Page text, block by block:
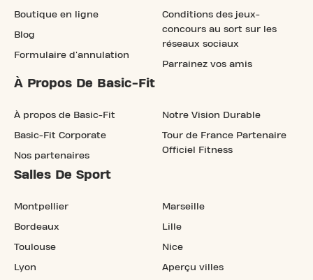
Boutique en ligne
Blog
Formulaire d'annulation
Conditions des jeux-
concours au sort sur les
réseaux sociaux
Parrainez vos amis
À Propos De Basic-Fit
À propos de Basic-Fit
Basic-Fit Corporate
Nos partenaires
Notre Vision Durable
Tour de France Partenaire
Officiel Fitness
Salles De Sport
Montpellier
Bordeaux
Toulouse
Lyon
Marseille
Lille
Nice
Aperçu villes